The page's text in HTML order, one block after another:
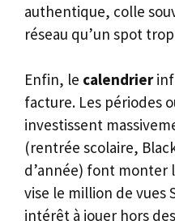
authentique, colle
réseau qu’un spot
Enfin, le calendrier
facture. Les périodes
investissent
(rentrée scolaire,
d’année) font monter
vise le million de vues
intérêt à jouer hors